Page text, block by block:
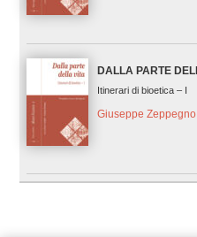
DALLA PARTE
Itinerari di bioetica – I
Giuseppe